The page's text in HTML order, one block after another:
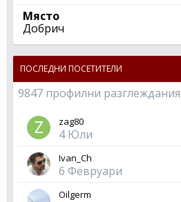
Място
Добрич
ПОСЛЕДНИ ПОСЕТИТЕЛИ
9847 профилни разглеждания
zag80
4 Юли
Ivan_Ch
6 Февруари
Oilgerm